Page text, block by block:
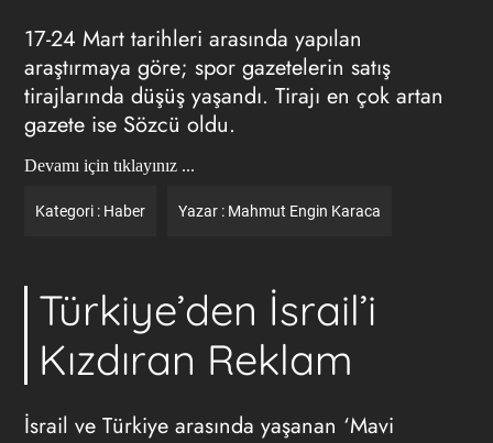
17-24 Mart tarihleri arasında yapılan
araştırmaya göre; spor gazetelerin satış
tirajlarında düşüş yaşandı. Tirajı en çok artan
gazete ise Sözcü oldu.
Devamı için tıklayınız ...
Kategori : Haber Yazar : Mahmut Engin Karaca
Türkiye’den İsrail’i
Kızdıran Reklam
İsrail ve Türkiye arasında yaşanan ‘Mavi